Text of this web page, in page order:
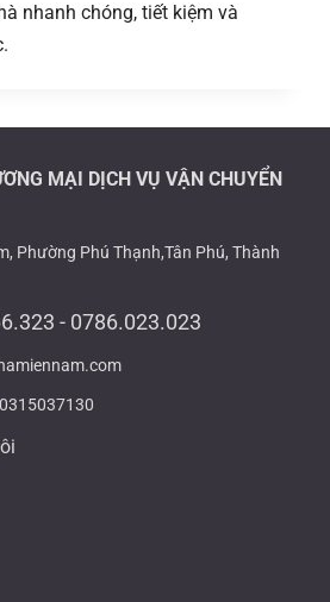
nhanh chóng, tiết kiệm và
MẠI DỊCH VỤ VẬN CHUYỂN
Phường Phú Thạnh,Tân Phú, Thành
- 0786.023.023